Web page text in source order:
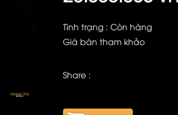
Tình trạng : Còn hàng
Giá bán tham khảo
Share :